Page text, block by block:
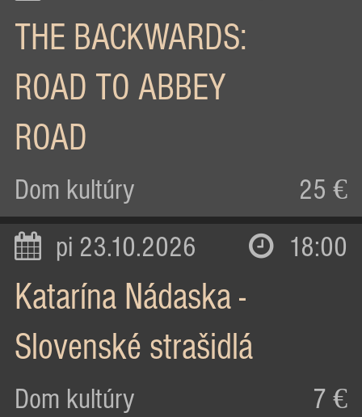
THE BACKWARDS:
ROAD TO ABBEY
ROAD
Dom kultúry 25 €
pi 23.10.2026 18:00
Katarína Nádaska -
Slovenské strašidlá
Dom kultúry 7 €